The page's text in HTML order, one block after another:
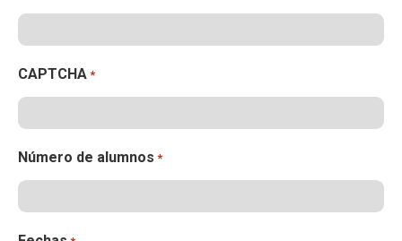
CAPTCHA *
Número de alumnos *
SUPORT TERCER SECTOR